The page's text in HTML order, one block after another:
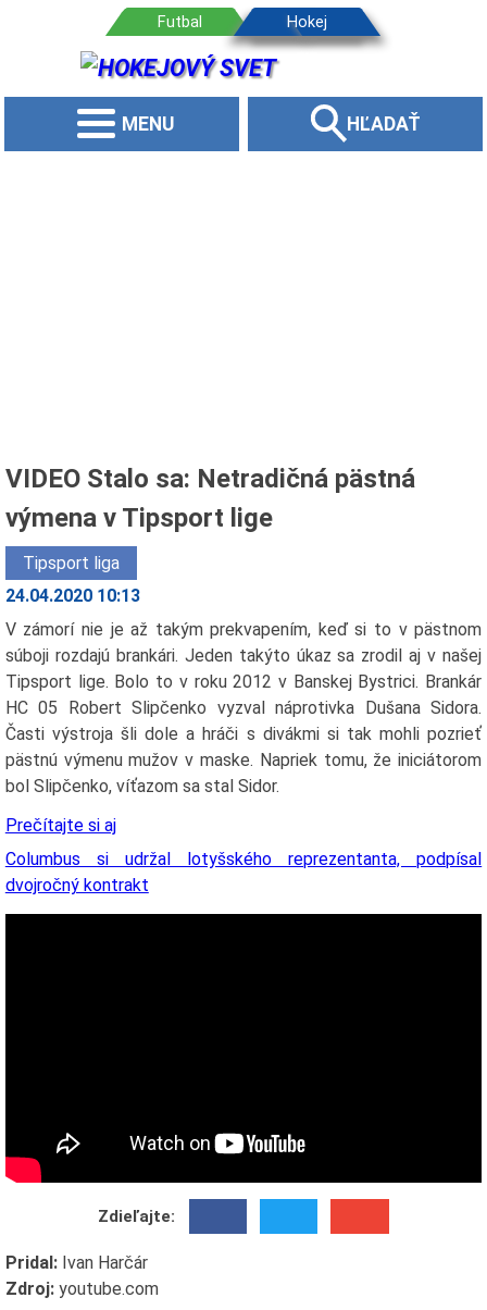
MENU HĽADAŤ
VIDEO Stalo sa: Netradičná pästná
výmena v Tipsport lige
Tipsport liga
24.04.2020 10:13
V zámorí nie je až takým prekvapením, keď si to v pästnom
súboji rozdajú brankári. Jeden takýto úkaz sa zrodil aj v našej
Tipsport lige. Bolo to v roku 2012 v Banskej Bystrici. Brankár
HC 05 Robert Slipčenko vyzval náprotivka Dušana Sidora.
Časti výstroja šli dole a hráči s divákmi si tak mohli pozrieť
pästnú výmenu mužov v maske. Napriek tomu, že iniciátorom
bol Slipčenko, víťazom sa stal Sidor.
Prečítajte si aj
Columbus si udržal lotyšského reprezentanta, podpísal
dvojročný kontrakt
Zdieľajte:
Pridal: Ivan Harčár
Zdroj: youtube.com